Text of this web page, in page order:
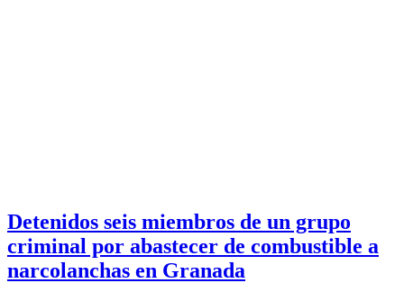
Detenidos seis miembros de un grupo
criminal por abastecer de combustible a
narcolanchas en Granada